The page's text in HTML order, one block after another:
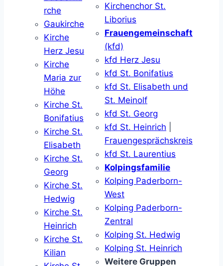
rche
Gaukirche
Kirche
Herz Jesu
Kirche
Maria zur
Höhe
Kirche St.
Bonifatius
Kirche St.
Elisabeth
Kirche St.
Georg
Kirche St.
Hedwig
Kirche St.
Heinrich
Kirche St.
Kilian
Kirchenchor St.
Liborius
Frauengemeinschaft
(kfd)
kfd Herz Jesu
kfd St. Bonifatius
kfd St. Elisabeth und
St. Meinolf
kfd St. Georg
kfd St. Heinrich
Frauengesprächskreis
kfd St. Laurentius
Kolpingsfamilie
Kolping Paderborn-
West
Kolping Paderborn-
Zentral
Kolping St. Hedwig
Kolping St. Heinrich
Weitere Gruppen